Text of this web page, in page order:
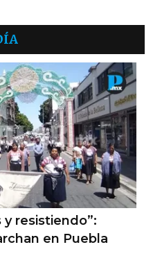
y resistiendo”:
en Puebla